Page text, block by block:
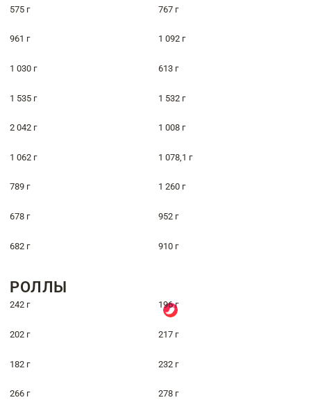
575 г 767 г
961 г 1 092 г
1 030 г 613 г
1 535 г 1 532 г
2 042 г 1 008 г
1 062 г 1 078,1 г
789 г 1 260 г
678 г 952 г
682 г 910 г
РОЛЛЫ
242 г 196 г
202 г 217 г
182 г 232 г
266 г 278 г